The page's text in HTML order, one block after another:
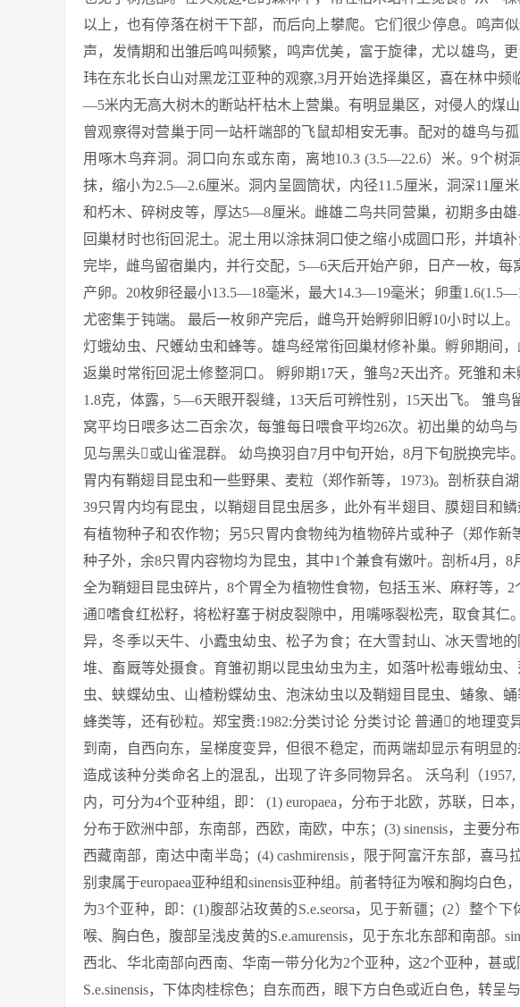
以上，也有停落在树干下部，而后向上攀爬。它们很少停息。鸣声似
声，发情期和出雏后鸣叫频繁，鸣声优美，富于旋律，尤以雄鸟，
玮在东北长白山对黑龙江亚种的观察,3月开始选择巢区，喜在林中
—5米内无高大树木的断站杆枯木上营巢。有明显巢区，对侵人的煤
曾观察得对营巢于同一站杆端部的飞鼠却相安无事。配对的雄鸟与
用啄木鸟弃洞。洞口向东或东南，离地10.3 (3.5—22.6）米。9个树
抹，缩小为2.5—2.6厘米。洞内呈圆筒状，内径11.5厘米，洞深11厘
和朽木、碎树皮等，厚达5—8厘米。雌雄二鸟共同营巢，初期多由
回巢材时也衔回泥土。泥土用以涂抹洞口使之缩小成圆口形，并填
完毕，雌鸟留宿巢内，并行交配，5—6天后开始产卵，日产一枚，
产卵。20枚卵径最小13.5—18毫米，最大14.3—19毫米；卵重
尤密集于钝端。 最后一枚卵产完后，雌鸟开始孵卵旧孵10小时以上
灯蛾幼虫、尺蠖幼虫和蜂等。雄鸟经常衔回巢材修补巢。孵卵期间
返巢时常衔回泥土修整洞口。 孵卵期17天，雏鸟2天出齐。死雏和
1.8克，体露，5—6天眼开裂缝，13天后可辨性别，15天出飞。 雏
窝平均日喂多达二百余次，每雏每日喂食平均26次。初出巢的幼鸟
见与黑头或山雀混群。 幼鸟换羽自7月中旬开始，8月下旬脱换完毕
胃内有鞘翅目昆虫和一些野果、麦粒（郑作新等，1973)。剖析获自
39只胃内均有昆虫，以鞘翅目昆虫居多，此外有半翅目、膜翅目和
有植物种子和农作物；另5只胃内食物纯为植物碎片或种子（郑作新
种子外，余8只胃内容物均为昆虫，其中1个兼食有嫩叶。剖析4月，
全为鞘翅目昆虫碎片，8个胃全为植物性食物，包括玉米、麻籽等，
通嗜食红松籽，将松籽塞于树皮裂隙中，用嘴啄裂松壳，取食其仁
异，冬季以天牛、小蠹虫幼虫、松子为食；在大雪封山、冰天雪地
堆、畜厩等处摄食。育雏初期以昆虫幼虫为主，如落叶松毒蛾幼虫
虫、蛱蝶幼虫、山楂粉蝶幼虫、泡沫幼虫以及鞘翅目昆虫、蝽象、
蜂类等，还有砂粒。郑宝赉:1982:分类讨论 分类讨论 普通的地理
到南，自西向东，呈梯度变异，但很不稳定，而两端却显示有明显
造成该种分类命名上的混乱，出现了许多同物异名。 沃乌利（
内，可分为4个亚种组，即： (1) europaea，分布于北欧，苏联，日本
分布于欧洲中部，东南部，西欧，南欧，中东；(3) sinensis，主要分
西藏南部，南达中南半岛；(4) cashmirensis，限于阿富汗东部，喜
别隶属于europaea亚种组和sinensis亚种组。前者特征为喉和胸均白
为3个亚种，即：(1)腹部沾玫黄的S.e.seorsa，见于新疆；(2）整个下
喉、胸白色，腹部呈浅皮黄的S.e.amurensis，见于东北东部和南部。
西北、华北南部向西南、华南一带分化为2个亚种，这2个亚种，甚
S.e.sinensis，下体肉桂棕色；自东而西，眼下方白色或近白色，转呈